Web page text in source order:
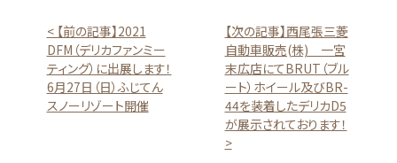
< 【前の記事】2021
DFM（デリカファンミー
ティング）に出展します！
6月27日（日）ふじてん
スノーリゾート開催
【次の記事】西尾張三菱
自動車販売(株) 一宮
末広店にてBRUT（ブル
ート）ホイール及びBR-
44を装着したデリカD5
が展示されております！
>